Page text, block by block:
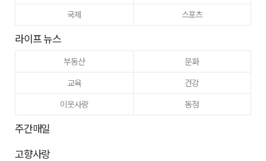
국제
스포츠
라이프 뉴스
부동산
문화
교육
건강
이웃사랑
동정
주간매일
고향사랑